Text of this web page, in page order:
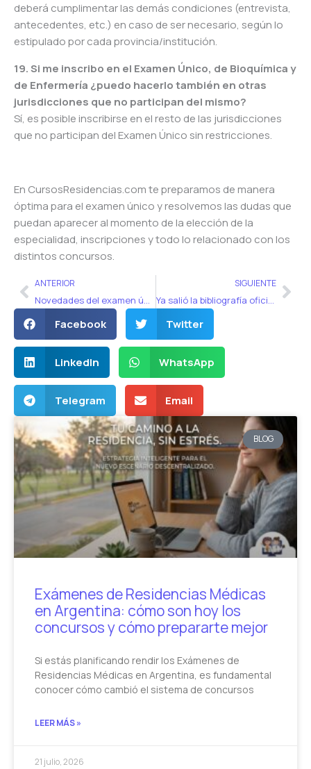
deberá cumplimentar las demás condiciones (entrevista,
antecedentes, etc.) en caso de ser necesario, según lo
estipulado por cada provincia/institución.
19. Si me inscribo en el Examen Único, de Bioquímica y
de Enfermería ¿puedo hacerlo también en otras
jurisdicciones que no participan del mismo?
Sí, es posible inscribirse en el resto de las jurisdicciones
que no participan del Examen Único sin restricciones.
En CursosResidencias.com te preparamos de manera
óptima para el examen único y resolvemos las dudas que
puedan aparecer al momento de la elección de la
especialidad, inscripciones y todo lo relacionado con los
distintos concursos.
AntANTERIOR
Novedades del examen único 2020
SIGUIENTE
Ya salió la bibliografía oficial para el examen único 2020
Facebook Twitter
LinkedIn WhatsApp
Telegram Email
BLOG
Exámenes de Residencias Médicas
en Argentina: cómo son hoy los
concursos y cómo prepararte mejor
Si estás planificando rendir los Exámenes de
Residencias Médicas en Argentina, es fundamental
conocer cómo cambió el sistema de concursos
LEER MÁS »
21 julio, 2026